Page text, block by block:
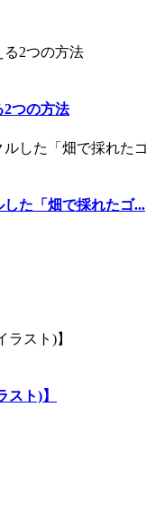
2つの方法
た「畑で採れたゴ...
ト)】